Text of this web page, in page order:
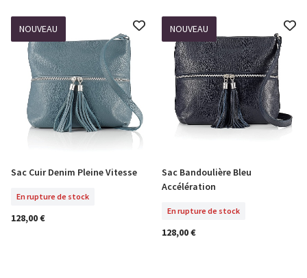
NOUVEAU
En Rupture De Stock
Sac Cuir Denim Pleine Vitesse
En rupture de stock
128,00 €
NOUVEAU
En Rupture De Stock
Sac Bandoulière Bleu
Accélération
En rupture de stock
128,00 €